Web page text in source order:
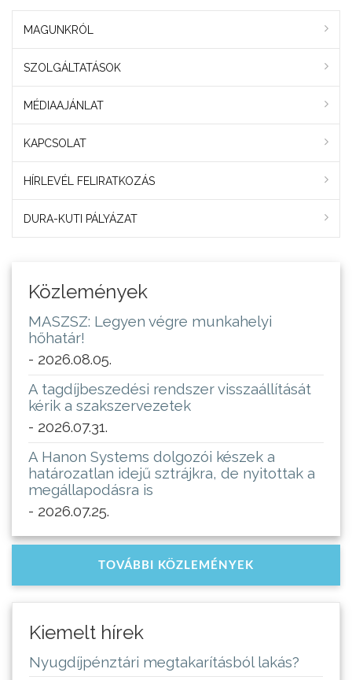
MAGUNKRÓL
SZOLGÁLTATÁSOK
MÉDIAAJÁNLAT
KAPCSOLAT
HÍRLEVÉL FELIRATKOZÁS
DURA-KUTI PÁLYÁZAT
Közlemények
MASZSZ: Legyen végre munkahelyi
hőhatár!
- 2026.08.05.
A tagdíjbeszedési rendszer visszaállítását
kérik a szakszervezetek
- 2026.07.31.
A Hanon Systems dolgozói készek a
határozatlan idejű sztrájkra, de nyitottak a
megállapodásra is
- 2026.07.25.
TOVÁBBI KÖZLEMÉNYEK
Kiemelt hírek
Nyugdíjpénztári megtakarításból lakás?